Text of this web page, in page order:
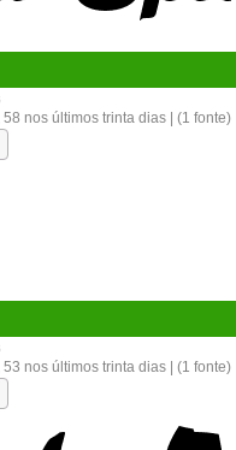
nos últimos trinta dias | (1 fonte)
nos últimos trinta dias | (1 fonte)